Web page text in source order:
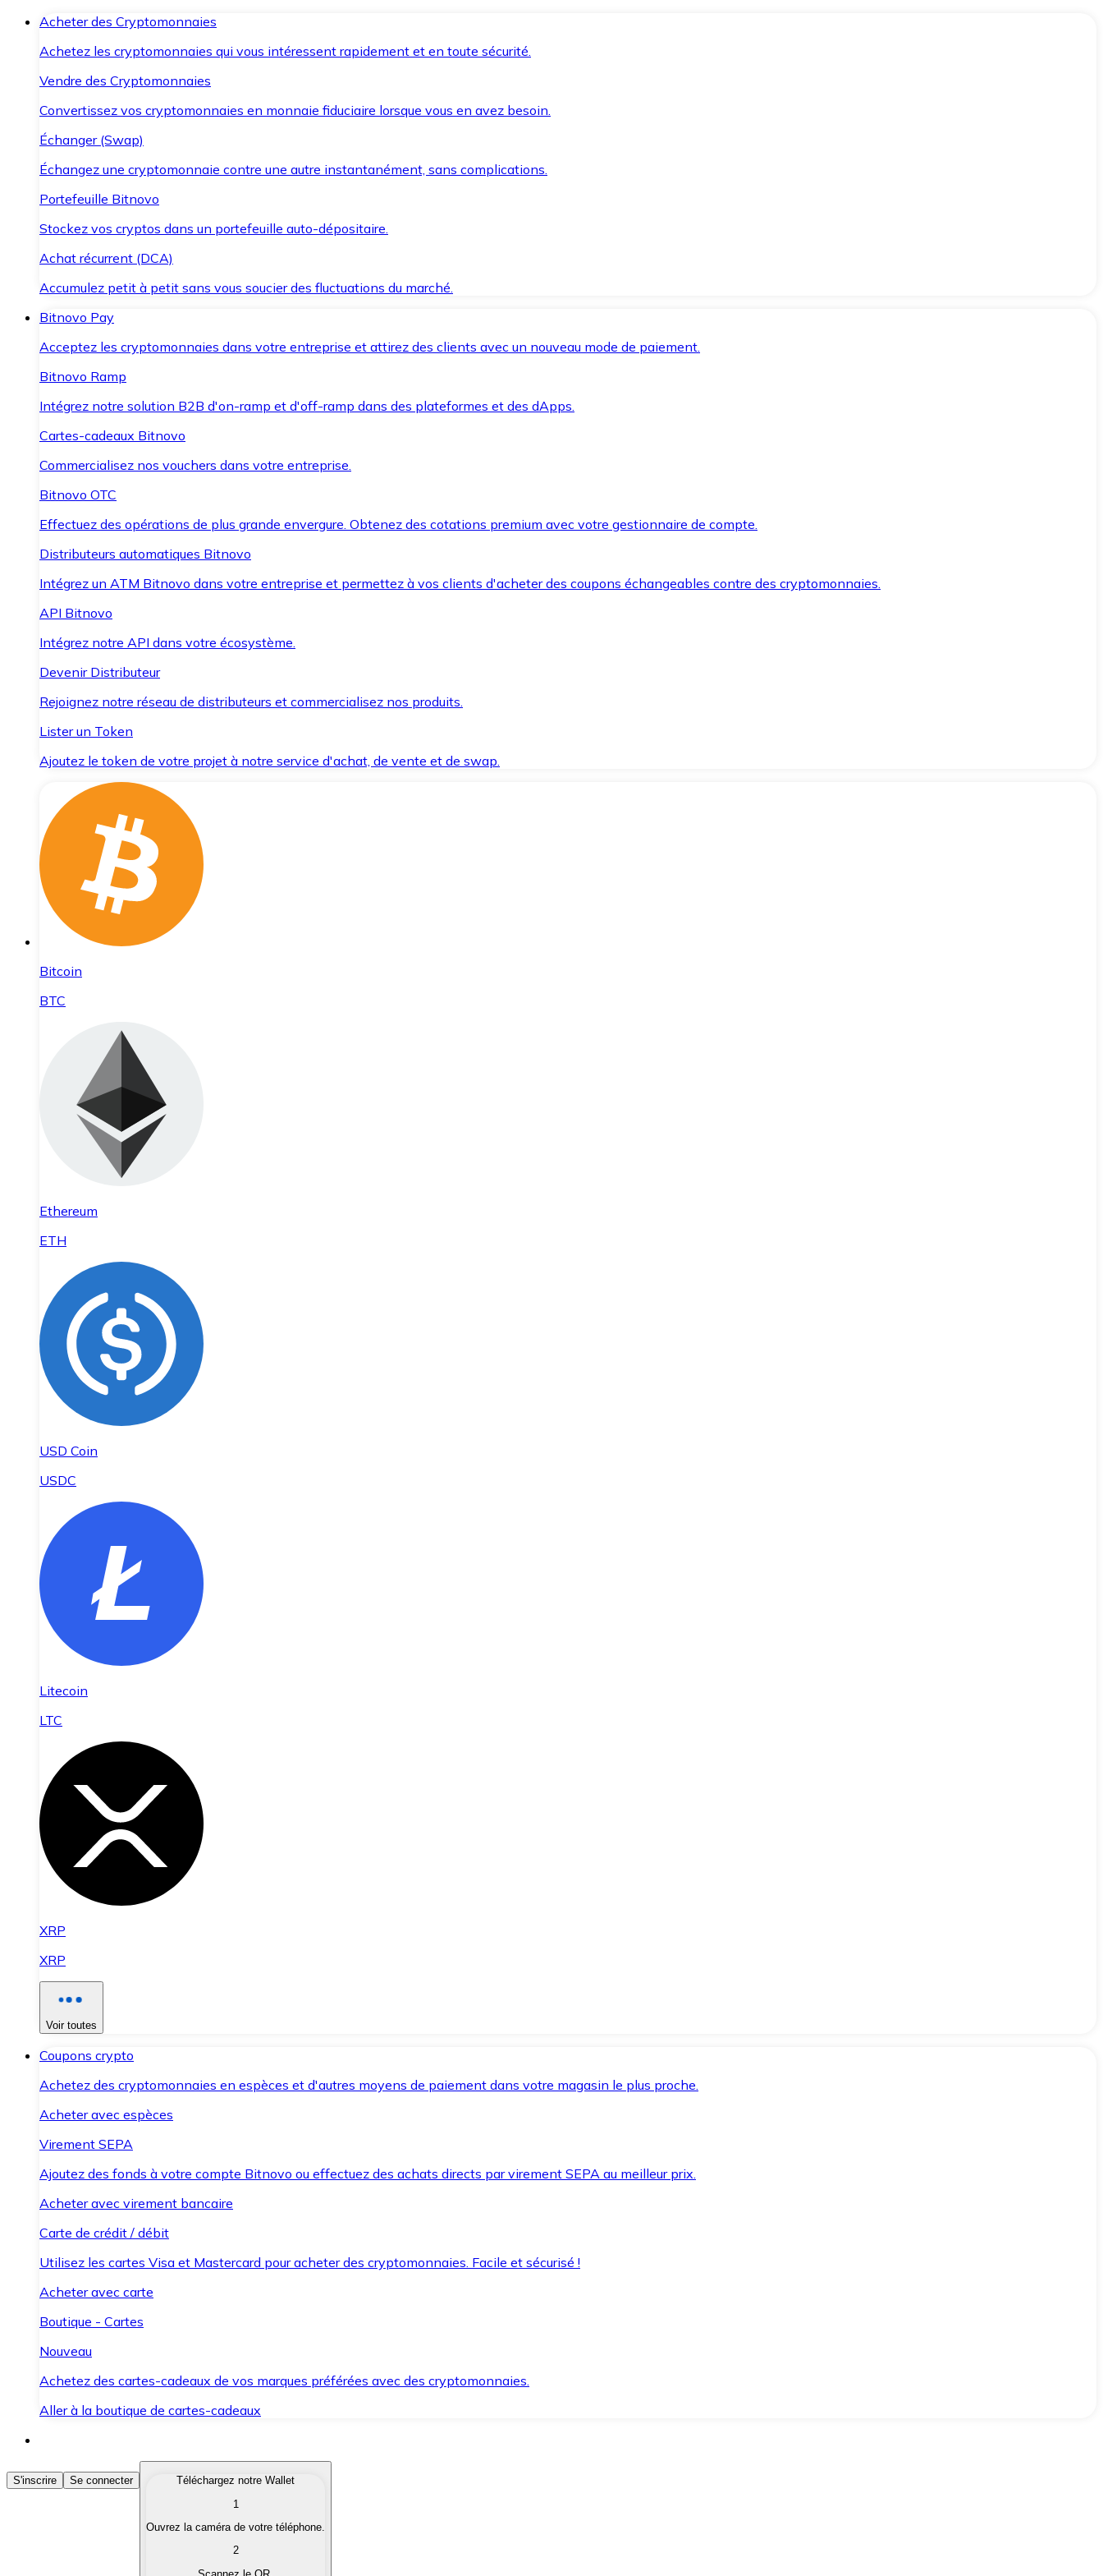
Acheter des Cryptomonnaies
Achetez les cryptomonnaies qui vous intéressent rapidement et en toute sécurité.
Vendre des Cryptomonnaies
Convertissez vos cryptomonnaies en monnaie fiduciaire lorsque vous en avez besoin.
Échanger (Swap)
Échangez une cryptomonnaie contre une autre instantanément, sans complications.
Portefeuille Bitnovo
Stockez vos cryptos dans un portefeuille auto-dépositaire.
Achat récurrent (DCA)
Accumulez petit à petit sans vous soucier des fluctuations du marché.
Bitnovo Pay
Acceptez les cryptomonnaies dans votre entreprise et attirez des clients avec un nouveau mode de paiement.
Bitnovo Ramp
Intégrez notre solution B2B d'on-ramp et d'off-ramp dans des plateformes et des dApps.
Cartes-cadeaux Bitnovo
Commercialisez nos vouchers dans votre entreprise.
Bitnovo OTC
Effectuez des opérations de plus grande envergure. Obtenez des cotations premium avec votre gestionnaire de compte.
Distributeurs automatiques Bitnovo
Intégrez un ATM Bitnovo dans votre entreprise et permettez à vos clients d'acheter des coupons échangeables contre des cryptomonnaies.
API Bitnovo
Intégrez notre API dans votre écosystème.
Devenir Distributeur
Rejoignez notre réseau de distributeurs et commercialisez nos produits.
Lister un Token
Ajoutez le token de votre projet à notre service d'achat, de vente et de swap.
Bitcoin
BTC
Ethereum
ETH
USD Coin
USDC
Litecoin
LTC
XRP
XRP
Voir toutes
Coupons crypto
Achetez des cryptomonnaies en espèces et d'autres moyens de paiement dans votre magasin le plus proche.
Acheter avec espèces
Virement SEPA
Ajoutez des fonds à votre compte Bitnovo ou effectuez des achats directs par virement SEPA au meilleur prix.
Acheter avec virement bancaire
Carte de crédit / débit
Utilisez les cartes Visa et Mastercard pour acheter des cryptomonnaies. Facile et sécurisé !
Acheter avec carte
Boutique - Cartes
Nouveau
Achetez des cartes-cadeaux de vos marques préférées avec des cryptomonnaies.
Aller à la boutique de cartes-cadeaux
Acheter des Cryptomonnaies
Achetez les cryptomonnaies qui vous intéressent rapidement et en toute sécurité.
Convertissez vos cryptomonnaies en monnaie fiduciaire lorsque vous en avez besoin.
S'inscrire Se connecter
Téléchargez notre Wallet
1
Ouvrez la caméra de votre téléphone.
2